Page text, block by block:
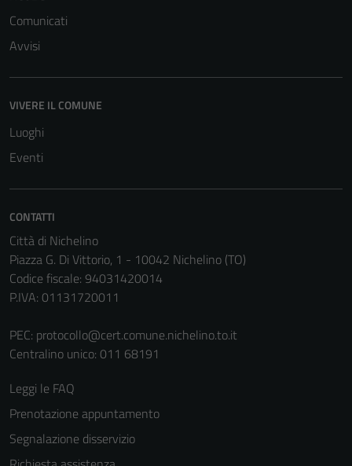
Comunicati
Avvisi
VIVERE IL COMUNE
Luoghi
Eventi
CONTATTI
Città di Nichelino
Piazza G. Di Vittorio, 1 - 10042 Nichelino (TO)
Codice fiscale: 94031420014
P.IVA: 01131720011
PEC: protocollo@cert.comune.nichelino.to.it
Centralino unico: 011 68191
Leggi le FAQ
Prenotazione appuntamento
Segnalazione disservizio